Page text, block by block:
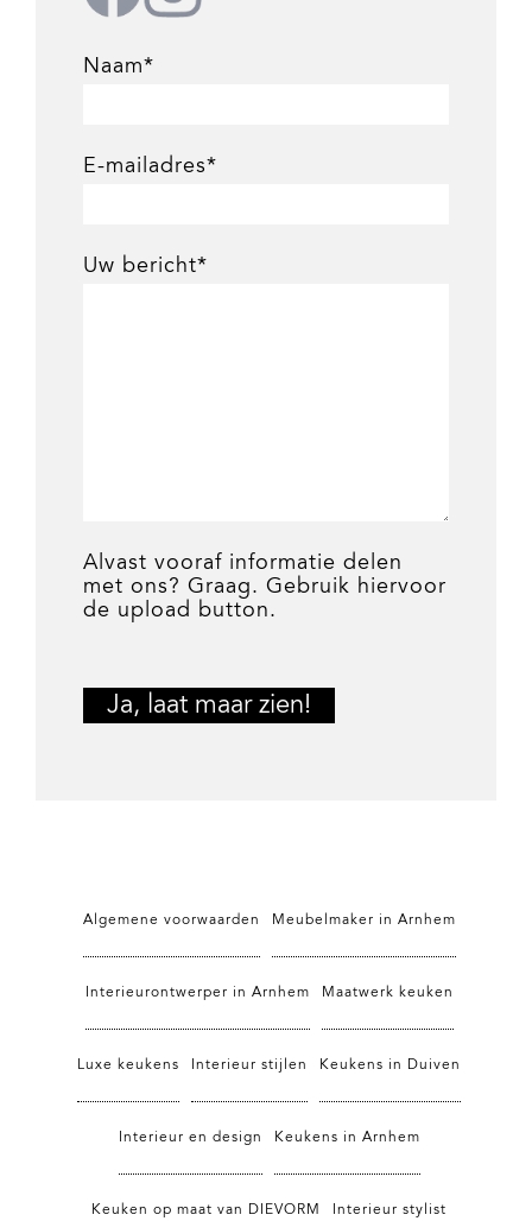
Naam*
E-mailadres*
Uw bericht*
Alvast vooraf informatie delen
met ons? Graag. Gebruik hiervoor
de upload button.
Algemene voorwaarden Meubelmaker in Arnhem
Interieurontwerper in Arnhem Maatwerk keuken
Luxe keukens Interieur stijlen Keukens in Duiven
Interieur en design Keukens in Arnhem
Keuken op maat van DIEVORM Interieur stylist